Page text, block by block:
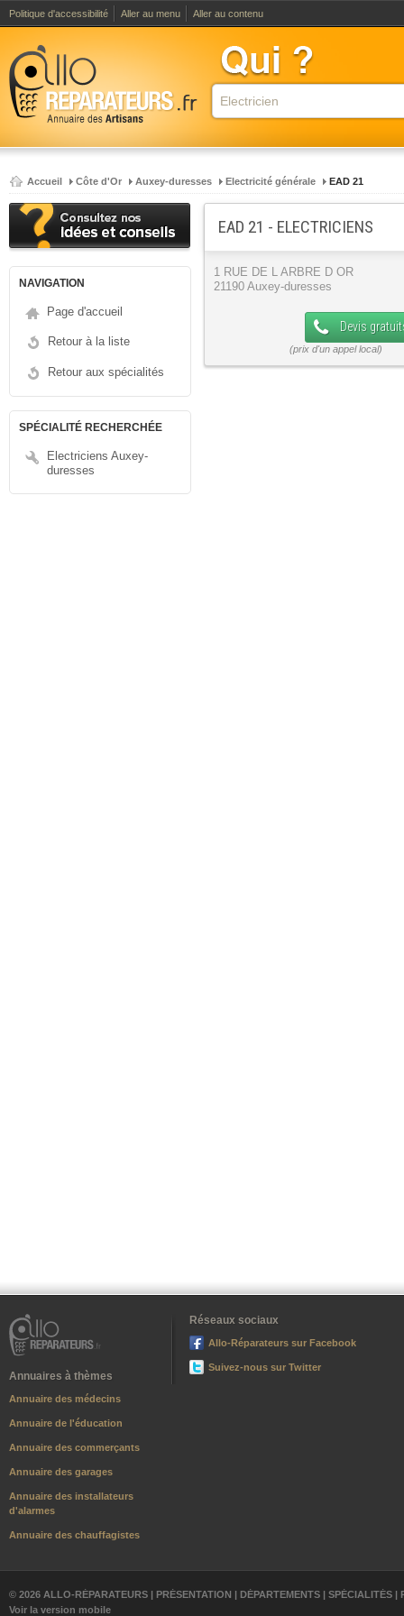
Politique d'accessibilité Aller au menu Aller au contenu
Accueil Côte d'Or Auxey-duresses Electricité générale EAD 21
NAVIGATION
Page d'accueil
Retour à la liste
Retour aux spécialités
SPÉCIALITÉ RECHERCHÉE
Electriciens Auxey-
duresses
EAD 21 - ELECTRICIENS
1 RUE DE L ARBRE D OR
21190 Auxey-duresses
Devis
Annuaires à thèmes
Annuaire des médecins
Annuaire de l'éducation
Annuaire des commerçants
Annuaire des garages
Annuaire des installateurs
d'alarmes
Annuaire des chauffagistes
Réseaux sociaux
Allo-Réparateurs sur Facebook
Suivez-nous sur Twitter
© 2026 ALLO-RÉPARATEURS | PRÉSENTATION | DÉPARTEMENTS | SPÉCIALITÉS |
Voir la version mobile